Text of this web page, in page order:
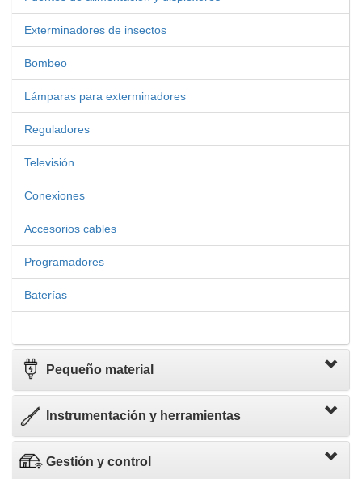
Exterminadores de insectos
Bombeo
Lámparas para exterminadores
Reguladores
Televisión
Conexiones
Accesorios cables
Programadores
Baterías
Pequeño material
Instrumentación y herramientas
Gestión y control